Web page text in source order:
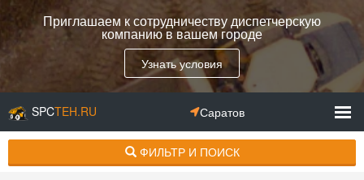
Приглашаем к сотрудничеству диспетчерскую
компанию в вашем городе
Узнать условия
SPCTEH.RU Саратов
ФИЛЬТР И ПОИСК